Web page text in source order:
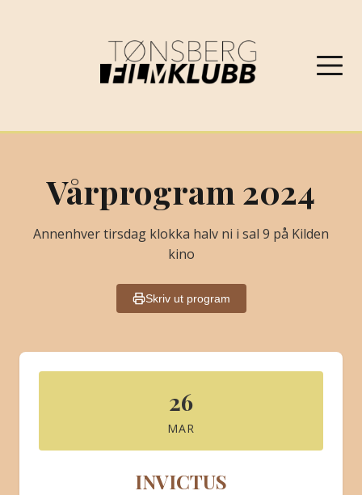
VÅRPROGRAM 2026
OM FILMKLUBBEN
KONTAKT
BLI MEDLEM
Vårprogram 2024
Annenhver tirsdag klokka halv ni i sal 9 på Kilden
kino
Skriv ut program
26
MAR
INVICTUS